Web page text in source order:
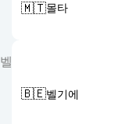
🇲🇹몰타
벨
🇧🇪벨기에